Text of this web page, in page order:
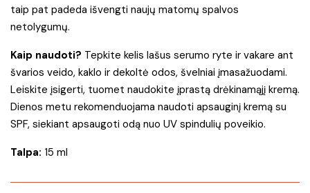
taip pat padeda išvengti naujų matomų spalvos
netolygumų.
Kaip naudoti? Tepkite kelis lašus serumo ryte ir vakare ant
švarios veido, kaklo ir dekoltė odos, švelniai įmasažuodami.
Leiskite įsigerti, tuomet naudokite įprastą drėkinamąjį kremą.
Dienos metu rekomenduojama naudoti apsauginį kremą su
SPF, siekiant apsaugoti odą nuo UV spindulių poveikio.
Talpa: 15 ml